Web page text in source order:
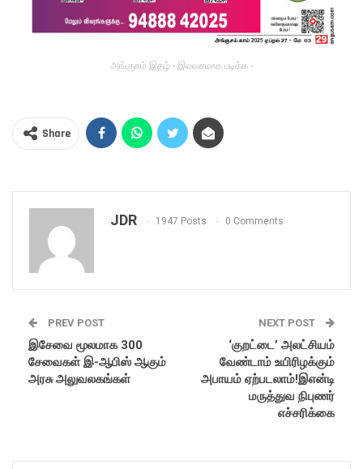
அங்குசம் இதழ் - இலவசமாக படிக்க -
Share
JDR 1947 Posts 0 Comments
PREV POST
இசேவை மூலமாக 300
சேவைகள் இ-ஆபிஸ் ஆகும்
அரசு அலுவலகங்கள்
NEXT POST
‘குறட்டை’ அலட்சியம்
வேண்டாம் உயிரிழக்கும்
அபாயம் ஏற்படலாம்!இஎன்டி
மருத்துவ நிபுணர்
எச்சரிக்கை